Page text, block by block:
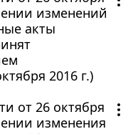
изменений
акты
2016 г.)
от 26 октября
изменения